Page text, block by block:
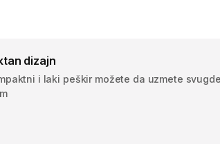
dizajn
i laki peškir možete da uzmete svugde